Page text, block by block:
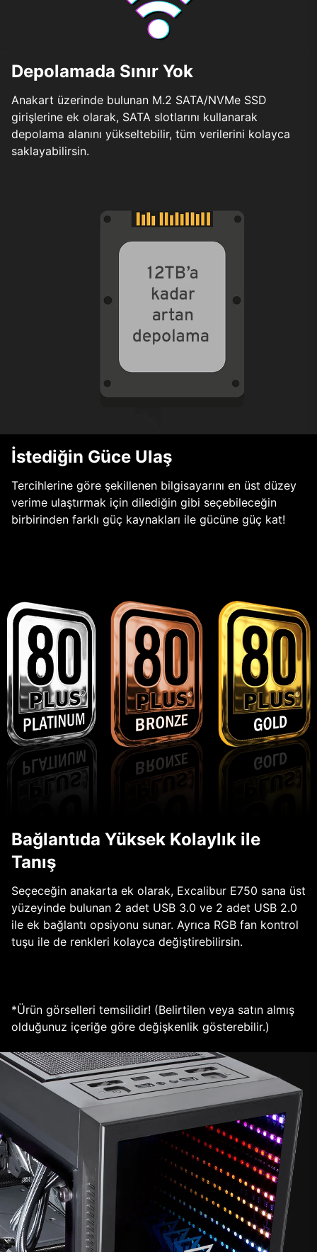
Depolamada Sınır Yok
Anakart üzerinde bulunan M.2 SATA/NVMe SSD
girişlerine ek olarak, SATA slotlarını kullanarak
depolama alanını yükseltebilir, tüm verilerini kolayca
saklayabilirsin.
İstediğin Güce Ulaş
Tercihlerine göre şekillenen bilgisayarını en üst düzey
verime ulaştırmak için dilediğin gibi seçebileceğin
birbirinden farklı güç kaynakları ile gücüne güç kat!
Bağlantıda Yüksek Kolaylık ile
Tanış
Seçeceğin anakarta ek olarak, Excalibur E750 sana üst
yüzeyinde bulunan 2 adet USB 3.0 ve 2 adet USB 2.0
ile ek bağlantı opsiyonu sunar. Ayrıca RGB fan kontrol
tuşu ile de renkleri kolayca değiştirebilirsin.
*Ürün görselleri temsilidir! (Belirtilen veya satın almış
olduğunuz içeriğe göre değişkenlik gösterebilir.)